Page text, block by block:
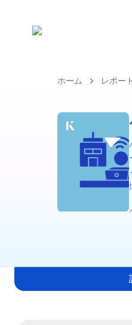
ホーム レポー